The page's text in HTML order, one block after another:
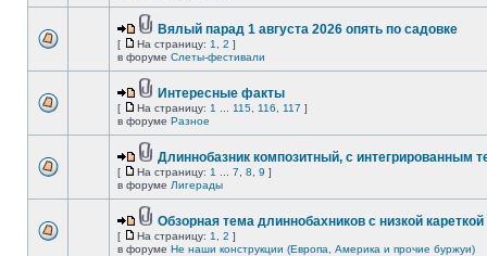
Вялый парад 1 августа 2026 опять по садовке
[ На страницу: 1 2 ]
в форуме Слеты-фестивали
Интересные факты
[ На страницу: 1 115 116 117 ]
в форуме Разное
Длиннобазник композитный, с интегрированным
[ На страницу: 1 7 8 9 ]
в форуме Лигерады
Обзорная тема длиннобахников с низкой кареткой
[ На страницу: 1 2 ]
в форуме Не наши конструкции (Европа, Америка и прочие буржуи)